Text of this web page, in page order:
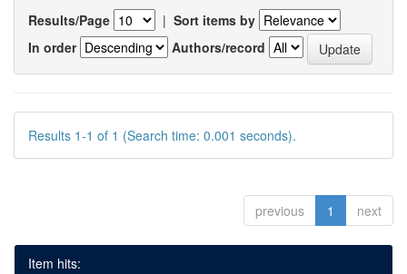
Results/Page | Sort items by
In order
Authors/record
Results 1-1 of 1 (Search time: 0.001 seconds).
previous 1 next
Item hits: